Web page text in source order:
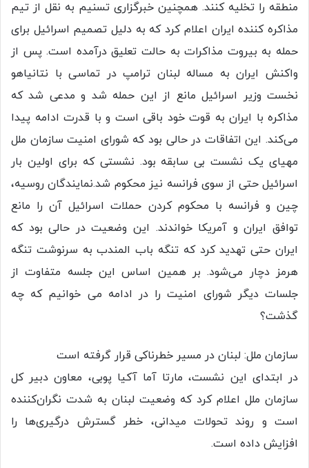
منطقه را تخلیه کنند. همچنین خبرگزاری تسنیم به نقل از تیم
مذاکره کننده ایران اعلام کرد که به دلیل تصمیم اسرائیل برای
حمله به بیروت مذاکرات به حالت تعلیق درآمده است. پس از
واکنش ایران به مساله لبنان ترامپ در تماسی با نتانیاهو
نخست وزیر اسرائیل مانع از این حمله شد و مدعی شد که
مذاکره با ایران به قوت خود باقی است و با قدرت ادامه پیدا
می‌کند. این اتفاقات در حالی بود که شورای امنیت سازمان ملل
مهیای یک نشست بی سابقه بود. نشستی که برای اولین بار
اسرائیل حتی از سوی فرانسه نیز محکوم شد.نمایندگان روسیه،
چین و فرانسه با محکوم کردن حملات اسرائیل آن را مانع
توافق ایران و آمریکا خواندند. این وضعیت در حالی بود که
ایران حتی تهدید کرد که تنگه باب المندب به سرنوشت تنگه
هرمز دچار می‌شود. بر همین اساس این جلسه متفاوت از
جلسات دیگر شورای امنیت را در ادامه می خوانیم که چه
گذشت؟
سازمان ملل: لبنان در مسیر خطرناکی قرار گرفته است
در ابتدای این نشست، مارتا آما آکیا پوبی، معاون دبیر کل
سازمان ملل اعلام کرد که وضعیت لبنان به شدت نگران‌کننده
است و روند تحولات میدانی، خطر گسترش درگیری‌ها را
افزایش داده است.